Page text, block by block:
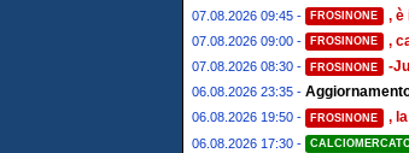
07.08.2026 09:45 - FROSINONE , è
07.08.2026 09:00 - FROSINONE ,
07.08.2026 08:30 - FROSINONE -
06.08.2026 23:35 -
06.08.2026 19:50 - FROSINONE ,
06.08.2026 17:30 -